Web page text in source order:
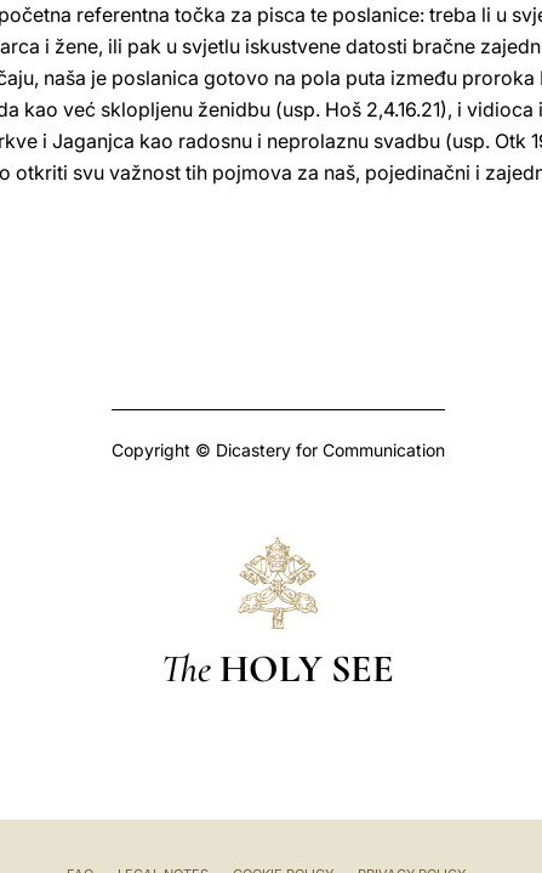
referentna točka za pisca te poslanice: treba li u
i žene, ili pak u svjetlu iskustvene datosti bračne
naša je poslanica gotovo na pola puta između
kao već sklopljenu ženidbu (usp. Hoš 2,4.16.21), i
i Jaganjca kao radosnu i neprolaznu svadbu (usp. Otk
otkriti svu važnost tih pojmova za naš, pojedinačni i
Copyright © Dicastery for Communication
The HOLY SEE